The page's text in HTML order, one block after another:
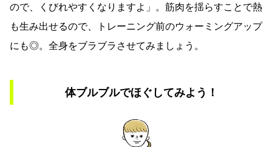
ので、くびれやすくなりますよ」。筋肉を揺らすことで熱
も生み出せるので、トレーニング前のウォーミングアップ
にも◎。全身をブラブラさせてみましょう。
体ブルブルでほぐしてみよう！